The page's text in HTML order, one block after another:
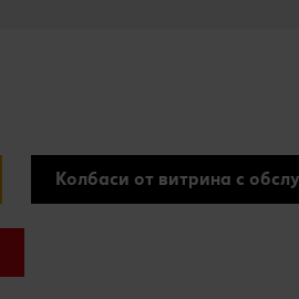
Колбаси от витрина с